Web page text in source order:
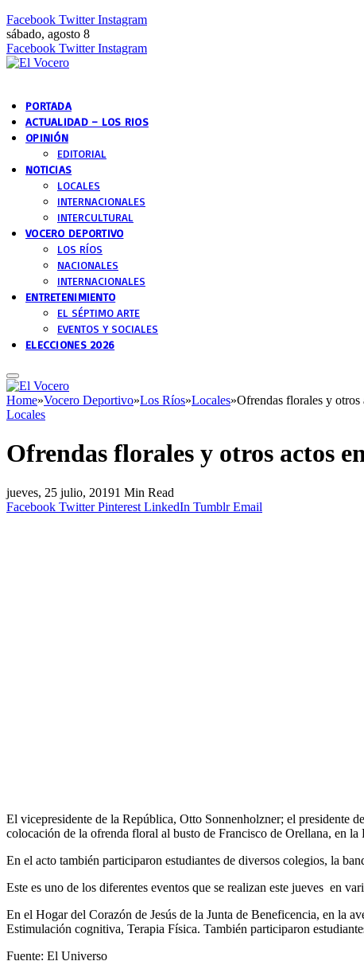
Facebook Twitter Instagram
sábado, agosto 8
Facebook Twitter Instagram
PORTADA
ACTUALIDAD – LOS RIOS
OPINIÓN
EDITORIAL
NOTICIAS
LOCALES
INTERNACIONALES
INTERCULTURAL
VOCERO DEPORTIVO
LOS RÍOS
NACIONALES
INTERNACIONALES
ENTRETENIMIENTO
EL SÉPTIMO ARTE
EVENTOS Y SOCIALES
ELECCIONES 2026
Home»Vocero Deportivo»Los Ríos»Locales»Ofrendas florales y otros
Locales
Ofrendas florales y otros actos
jueves, 25 julio, 20191 Min Read
Facebook Twitter Pinterest LinkedIn Tumblr Email
El vicepresidente de la República, Otto Sonnenholzner; el presidente
colocación de la ofrenda floral al busto de Francisco de Orellana, en
En el acto también participaron estudiantes de diversos colegios, la
Este es uno de los diferentes eventos que se realizan este jueves en
En el Hogar del Corazón de Jesús de la Junta de Beneficencia, en la
Estimulación cognitiva, Terapia Física. También participaron
Fuente: El Universo